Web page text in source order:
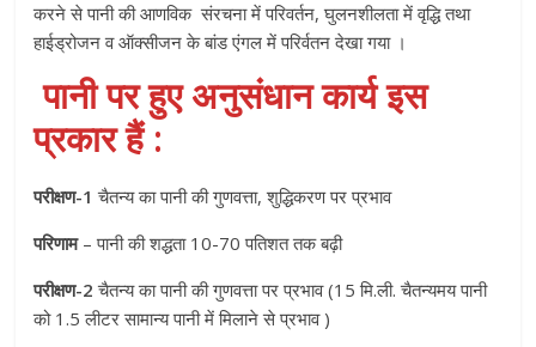
करने से पानी की आणविक संरचना में परिवर्तन, घुलनशीलता में वृद्धि तथा
हाईड्रोजन व ऑक्सीजन के बांड एंगल में परिर्वतन देखा गया ।
पानी पर हुए अनुसंधान कार्य इस
प्रकार हैं :
परीक्षण-1 चैतन्य का पानी की गुणवत्ता, शुद्धिकरण पर प्रभाव
परिणाम – पानी की शद्धता 10-70 पतिशत तक बढ़ी
परीक्षण-2 चैतन्य का पानी की गुणवत्ता पर प्रभाव (15 मि.ली. चैतन्यमय पानी
को 1.5 लीटर सामान्य पानी में मिलाने से प्रभाव )